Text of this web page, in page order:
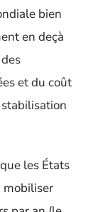
bien
en deçà
et du coût
les États
mobiliser